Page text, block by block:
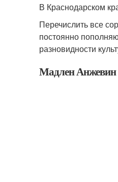
В Краснодарском
Перечислить все
постоянно
разновидности
Мадлен Анжевин